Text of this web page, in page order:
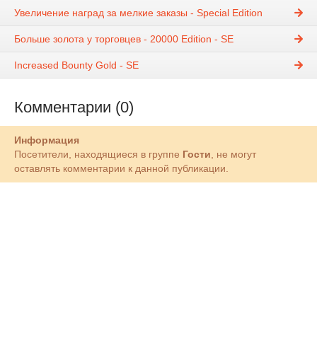
Увеличение наград за мелкие заказы - Special Edition
Больше золота у торговцев - 20000 Edition - SE
Increased Bounty Gold - SE
Комментарии (0)
Информация
Посетители, находящиеся в группе Гости, не могут
оставлять комментарии к данной публикации.